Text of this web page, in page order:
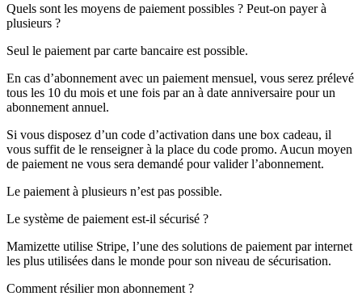
Quels sont les moyens de paiement possibles ? Peut-on payer à
plusieurs ?
Seul le paiement par carte bancaire est possible.
En cas d’abonnement avec un paiement mensuel, vous serez prélevé
tous les 10 du mois et une fois par an à date anniversaire pour un
abonnement annuel.
Si vous disposez d’un code d’activation dans une box cadeau, il
vous suffit de le renseigner à la place du code promo. Aucun moyen
de paiement ne vous sera demandé pour valider l’abonnement.
Le paiement à plusieurs n’est pas possible.
Le système de paiement est-il sécurisé ?
Mamizette utilise Stripe, l’une des solutions de paiement par internet
les plus utilisées dans le monde pour son niveau de sécurisation.
Comment résilier mon abonnement ?